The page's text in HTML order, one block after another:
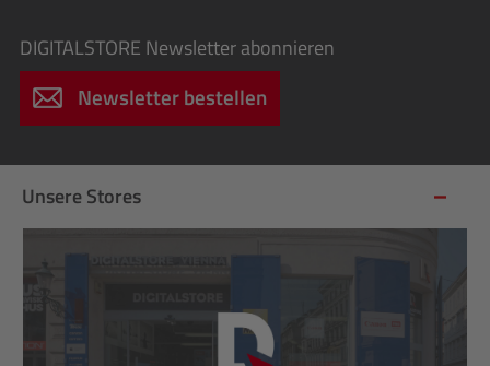
DIGITALSTORE Newsletter abonnieren
Newsletter bestellen
Unsere Stores